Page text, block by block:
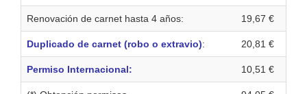
Renovación de carnet hasta 4 años: 19,67 €
Duplicado de carnet (robo o extravio): 20,81 €
Permiso Internacional: 10,51 €